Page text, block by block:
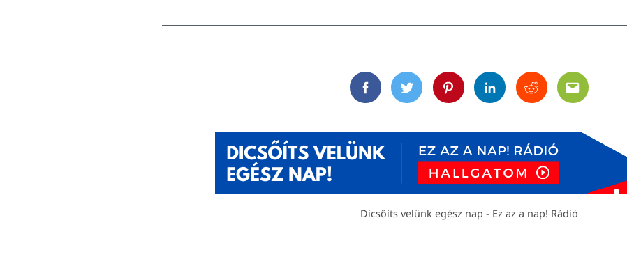
FacebookTwitterPinterestLinkedinRedditEmail
Dicsőíts velünk egész nap - Ez az a nap! Rádió